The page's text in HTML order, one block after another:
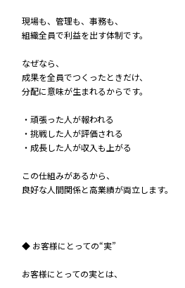
現場も、管理も、事務も、
組織全員で利益を出す体制です。
なぜなら、
成果を全員でつくったときだけ、
分配に意味が生まれるからです。
・頑張った人が報われる
・挑戦した人が評価される
・成長した人が収入も上がる
この仕組みがあるから、
良好な人間関係と高業績が両立します。
◆ お客様にとっての“実”
お客様にとっての実とは、